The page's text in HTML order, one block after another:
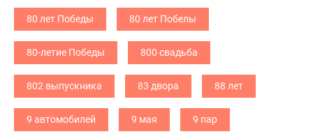
80 лет Победы 80 лет Побелы
80-летие Победы 800 свадьба
802 выпускника 83 двора 88 лет
9 автомобилей 9 мая 9 пар